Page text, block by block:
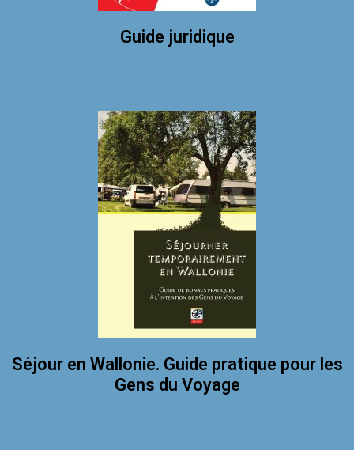
Guide juridique
Séjour en Wallonie. Guide pratique pour les
Gens du Voyage